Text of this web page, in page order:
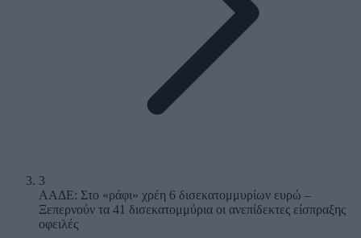
3
ΑΑΔΕ: Στο «ράφι» χρέη 6 δισεκατομμυρίων ευρώ –
Ξεπερνούν τα 41 δισεκατομμύρια οι ανεπίδεκτες είσπραξης
οφειλές